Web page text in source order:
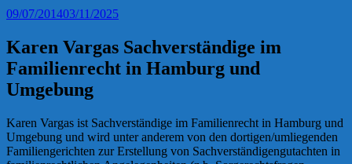
09/07/201403/11/2025
Karen Vargas Sachverständige im
Familienrecht in Hamburg und
Umgebung
Karen Vargas ist Sachverständige im Familienrecht in Hamburg und
Umgebung und wird unter anderem von den dortigen/umliegenden
Familiengerichten zur Erstellung von Sachverständigengutachten in